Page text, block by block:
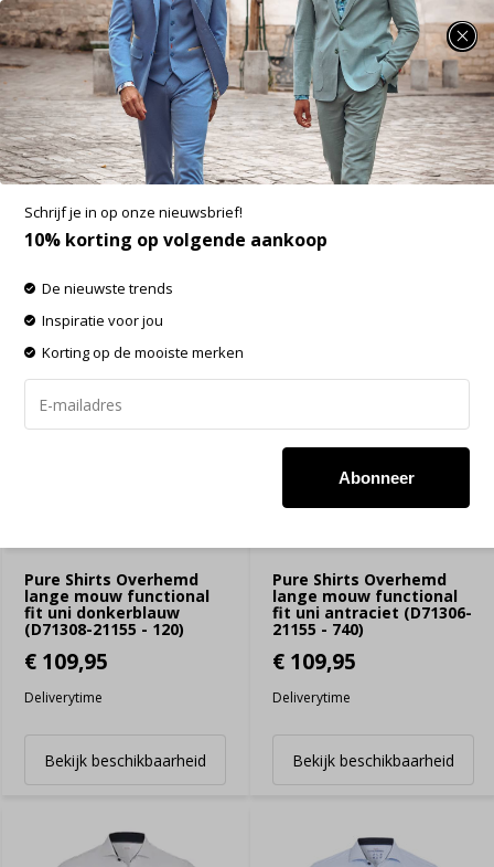
SUMMER SALE: 25% t/m 50% korting op heel veel zomerse items!
Producten getagd met PURE
-60% op de gehele OUTLET!
Filters Sorteren op:
Pure Shirts Overhemd
lange mouw functional
fit uni donkerblauw
(D71308-21155 - 120)
€ 109,95
Deliverytime
Bekijk beschikbaarheid
Pure Shirts Overhemd
lange mouw functional
fit uni antraciet (D71306-
21155 - 740)
€ 109,95
Deliverytime
Bekijk beschikbaarheid
Schrijf je in op onze nieuwsbrief!
10% korting op volgende aankoop
De nieuwste trends
Inspiratie voor jou
Korting op de mooiste merken
Abonneer